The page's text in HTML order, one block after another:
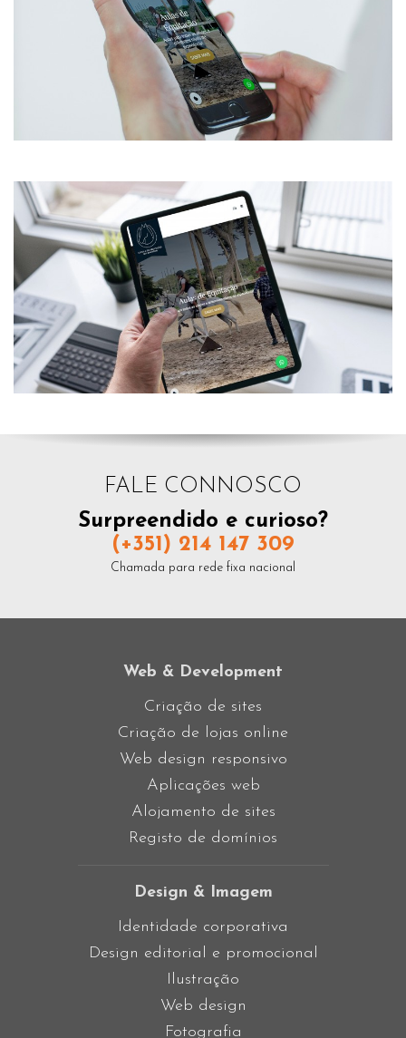
FALE CONNOSCO
Surpreendido e curioso?
(+351) 214 147 309
Chamada para rede fixa nacional
Web & Development
Criação de sites
Criação de lojas online
Web design responsivo
Aplicações web
Alojamento de sites
Registo de domínios
Design & Imagem
Identidade corporativa
Design editorial e promocional
Ilustração
Web design
Fotografia